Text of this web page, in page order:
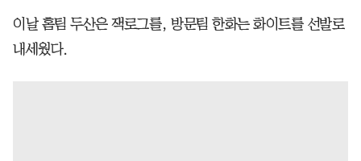
이날 홈팀 두산은 잭로그를, 방문팀 한화는 화이트를 선발로
내세웠다.